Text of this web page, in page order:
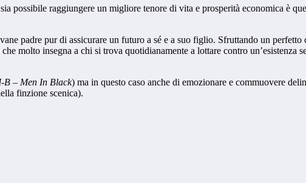
possibile raggiungere un migliore tenore di vita e prosperità economica è
padre pur di assicurare un futuro a sé e a suo figlio. Sfruttando un
molto insegna a chi si trova quotidianamente a lottare contro un’esistenza
B – Men In Black) ma in questo caso anche di emozionare e commuovere
finzione scenica).